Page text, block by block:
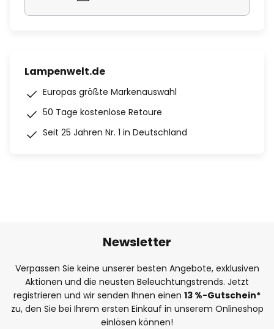
Lampenwelt.de
Europas größte Markenauswahl
50 Tage kostenlose Retoure
Seit 25 Jahren Nr. 1 in Deutschland
Newsletter
Verpassen Sie keine unserer besten Angebote, exklusiven
Aktionen und die neusten Beleuchtungstrends. Jetzt
registrieren und wir senden Ihnen einen 13 %-Gutschein*
zu, den Sie bei Ihrem ersten Einkauf in unserem Onlineshop
einlösen können!